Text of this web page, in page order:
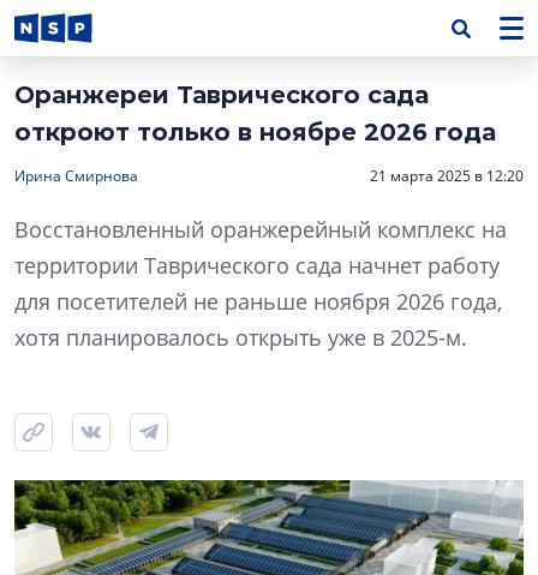
Оранжереи Таврического сада
откроют только в ноябре 2026 года
Ирина Смирнова 21 марта 2025 в 12:20
Восстановленный оранжерейный комплекс на
территории Таврического сада начнет работу
для посетителей не раньше ноября 2026 года,
хотя планировалось открыть уже в 2025-м.